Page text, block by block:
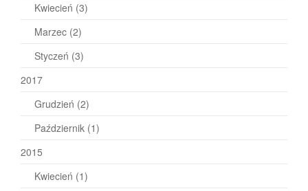
Kwiecień (3)
Marzec (2)
Styczeń (3)
2017
Grudzień (2)
Październik (1)
2015
Kwiecień (1)